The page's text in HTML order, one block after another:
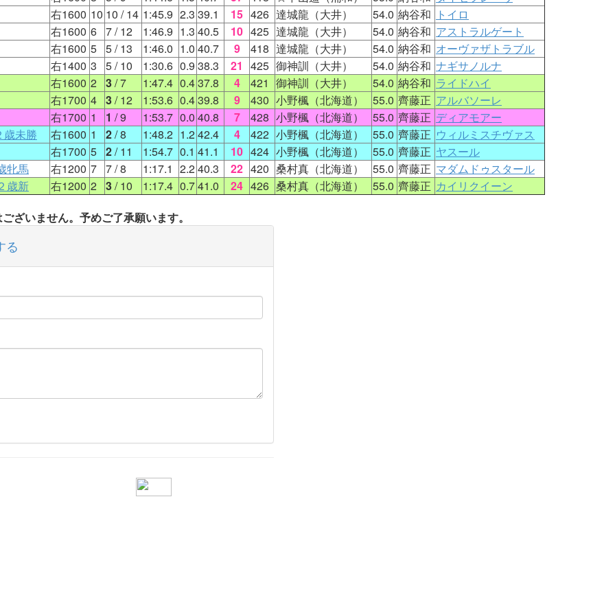
右1600 10 10 / 14 1:45.9 2.3 39.1 15 426 達城龍（大井） 54.0 納谷和
トイロ
右1600 6 7/ 12 1:46.9 1.3 40.5 10 425 達城龍（大井） 54.0 納谷和 アストラルゲート
右1600 5 5/ 13 1:46.0 1.0 40.7 9 418 達城龍（大井） 54.0 納谷和 オーヴァザトラブル
右1400 3 5/ 10 1:30.6 0.9 38.3 21 425 御神訓（大井） 54.0 納谷和 ナギサノルナ
右1600 2 3/ 7 1:47.4 0.437.8 4 421 御神訓（大井） 54.0 納谷和 ライドハイ
右1700 4 3/ 12 1:53.6 0.439.8 9 430 小野楓（北海道） 55.0 齊藤正 アルバソーレ
右1700 1 1 / 9 1:53.7 0.0 40.8 7 428 小野楓（北海道） 55.0 齊藤正 ディアモアー
歳未勝
右1600 1 2/ 8 1:48.2 1.242.4 4 422 小野楓（北海道） 55.0 齊藤正 ウィルミスチヴァス
右1700 5 2/ 11 1:54.7 0.1 41.1 10 424 小野楓（北海道） 55.0 齊藤正 ヤスール
牝馬
右1200 7 7/ 8 1:17.1 2.240.3 22 420 桑村真（北海道） 55.0 齊藤正 マダムドゥスタール
歳新
右1200 2 3/ 10 1:17.4 0.741.0 24 426 桑村真（北海道） 55.0 齊藤正 カイリクイーン
ざいません。予めご了承願います。
る